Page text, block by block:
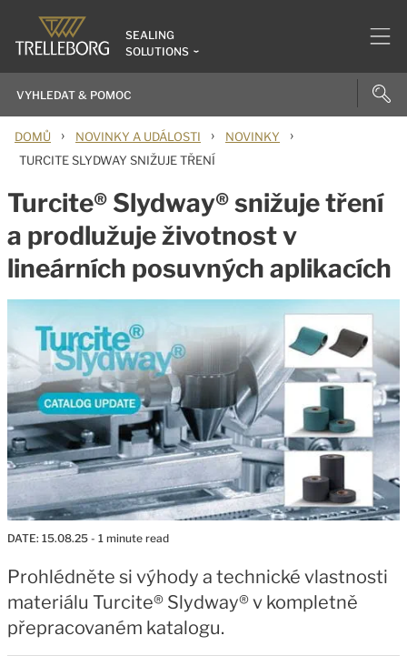
SEALING
SOLUTIONS
DOMŮ › NOVINKY A UDÁLOSTI › NOVINKY ›
TURCITE SLYDWAY SNIŽUJE TŘENÍ
Turcite® Slydway® snižuje tření
a prodlužuje životnost v
lineárních posuvných aplikacích
DATE: 15.08.25 - 1 minute read
Prohlédněte si výhody a technické vlastnosti
materiálu Turcite® Slydway® v kompletně
přepracovaném katalogu.